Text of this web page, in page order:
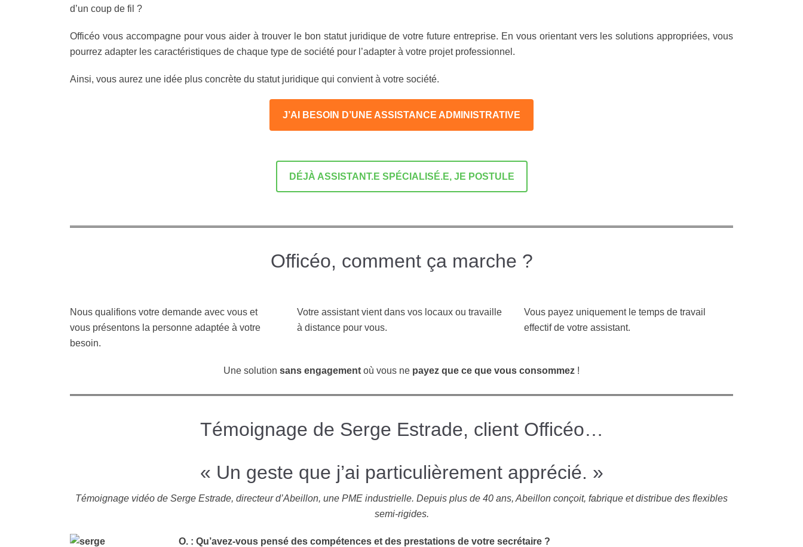
d’un coup de fil ?
Officéo vous accompagne pour vous aider à trouver le bon statut juridique de votre future entreprise. En vous orientant vers les solutions appropriées, vous
pourrez adapter les caractéristiques de chaque type de société pour l’adapter à votre projet professionnel.
Ainsi, vous aurez une idée plus concrète du statut juridique qui convient à votre société.
J’AI BESOIN D’UNE ASSISTANCE ADMINISTRATIVE
DÉJÀ ASSISTANT.E SPÉCIALISÉ.E, JE POSTULE
Officéo, comment ça marche ?
Nous qualifions votre demande avec vous et
vous présentons la personne adaptée à votre
besoin.
Votre assistant vient dans vos locaux ou travaille
à distance pour vous.
Vous payez uniquement le temps de travail
effectif de votre assistant.
Une solution sans engagement où vous ne payez que ce que vous consommez !
Témoignage de Serge Estrade, client Officéo…
« Un geste que j’ai particulièrement apprécié. »
Témoignage vidéo de Serge Estrade, directeur d’Abeillon, une PME industrielle. Depuis plus de 40 ans, Abeillon conçoit, fabrique et distribue des flexibles
semi-rigides.
O. : Qu’avez-vous pensé des compétences et des prestations de votre secrétaire ?